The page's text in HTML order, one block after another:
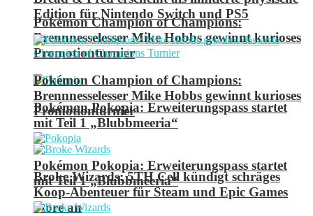
Pokémon Champion of Champions:
Brennnesselesser Mike Hobbs gewinnt kurioses
Promotionturnier
Pokémon Pokopia: Erweiterungspass startet
mit Teil 1 „Blubbmeeria“
Broke Wizards: 5TH Cell kündigt schräges
Koop-Abenteuer für Steam und Epic Games
Store an
Edition für Nintendo Switch und PS5
Pokémon Champion of Champions:
Brennnesselesser Mike Hobbs gewinnt kurioses
Promotionturnier
Pokémon Pokopia: Erweiterungspass startet
mit Teil 1 „Blubbmeeria“